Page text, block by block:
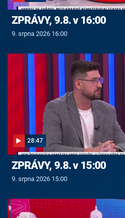
ZPRÁVY, 9.8. v 16:00
9. srpna 2026 16:00
28:47
ZPRÁVY, 9.8. v 15:00
9. srpna 2026 15:00